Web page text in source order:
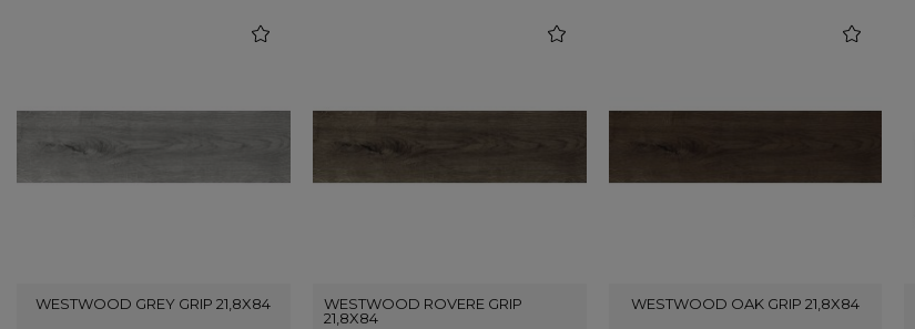
WESTWOOD GREY GRIP 21,8X84
favorite
WESTWOOD ROVERE GRIP
21,8X84
favorite
WESTWOOD OAK GRIP 21,8X84